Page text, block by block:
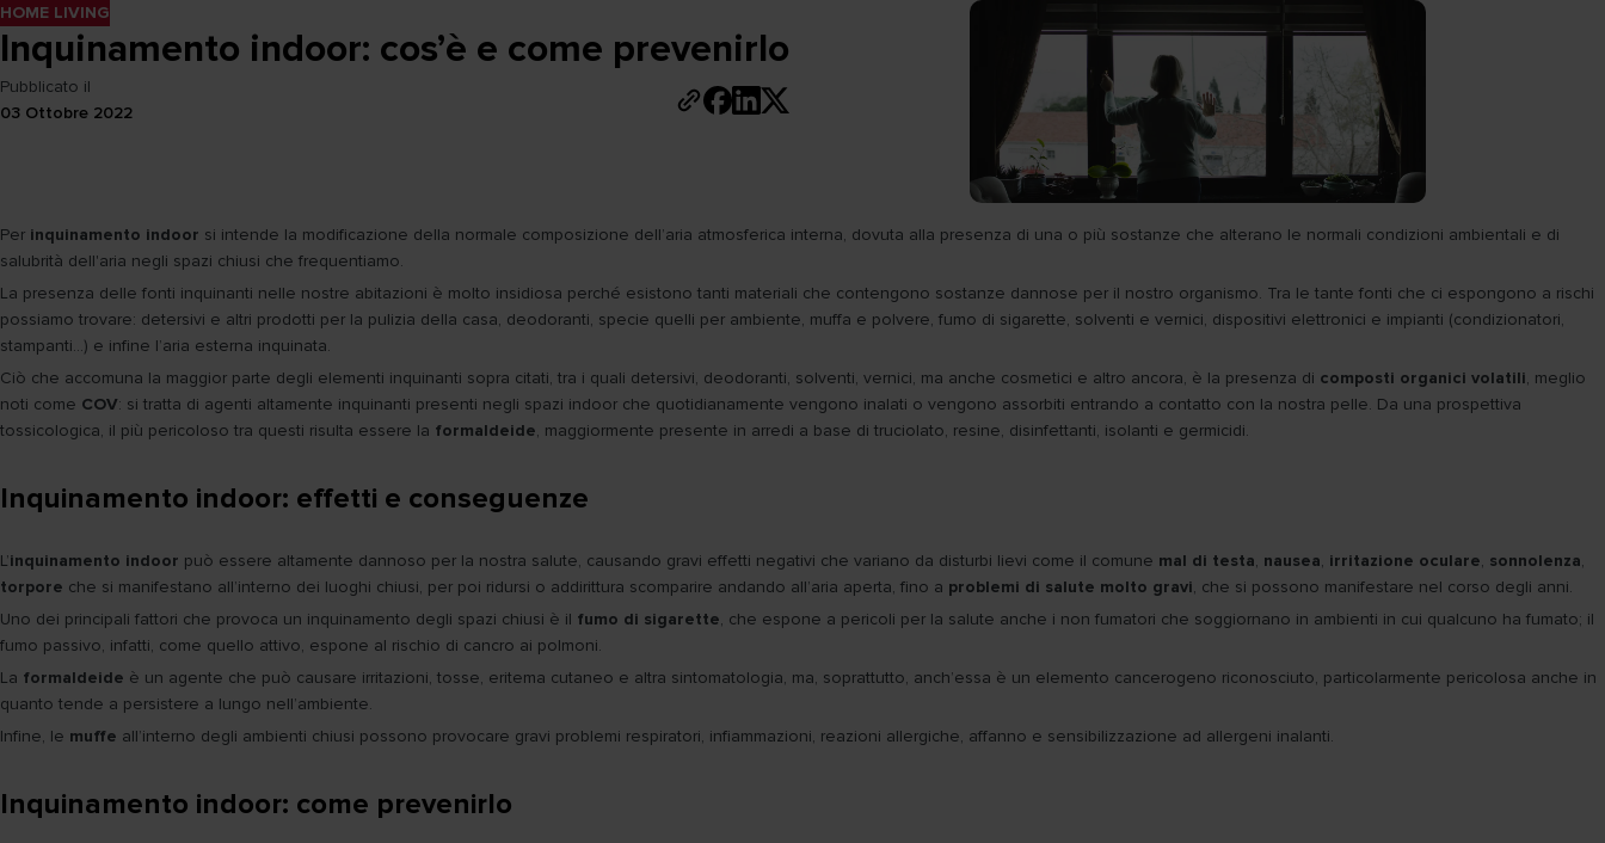
HOME LIVING
Inquinamento indoor: cos’è e come prevenirlo
Pubblicato il
03 Ottobre 2022
Per inquinamento indoor si intende la modificazione della normale composizione dell’aria atmosferica interna, dovuta alla presenza di una o più sostanze che alterano le normali condizioni ambientali e di
salubrità dell'aria negli spazi chiusi che frequentiamo.
La presenza delle fonti inquinanti nelle nostre abitazioni è molto insidiosa perché esistono tanti materiali che contengono sostanze dannose per il nostro organismo. Tra le tante fonti che ci espongono a rischi
possiamo trovare: detersivi e altri prodotti per la pulizia della casa, deodoranti, specie quelli per ambiente, muffa e polvere, fumo di sigarette, solventi e vernici, dispositivi elettronici e impianti (condizionatori,
stampanti…) e infine l’aria esterna inquinata.
Ciò che accomuna la maggior parte degli elementi inquinanti sopra citati, tra i quali detersivi, deodoranti, solventi, vernici, ma anche cosmetici e altro ancora, è la presenza di composti organici volatili, meglio
noti come COV: si tratta di agenti altamente inquinanti presenti negli spazi indoor che quotidianamente vengono inalati o vengono assorbiti entrando a contatto con la nostra pelle. Da una prospettiva
tossicologica, il più pericoloso tra questi risulta essere la formaldeide, maggiormente presente in arredi a base di truciolato, resine, disinfettanti, isolanti e germicidi.
Inquinamento indoor: effetti e conseguenze
L’inquinamento indoor può essere altamente dannoso per la nostra salute, causando gravi effetti negativi che variano da disturbi lievi come il comune mal di testa, nausea, irritazione oculare, sonnolenza,
torpore che si manifestano all’interno dei luoghi chiusi, per poi ridursi o addirittura scomparire andando all’aria aperta, fino a problemi di salute molto gravi, che si possono manifestare nel corso degli anni.
Uno dei principali fattori che provoca un inquinamento degli spazi chiusi è il fumo di sigarette, che espone a pericoli per la salute anche i non fumatori che soggiornano in ambienti in cui qualcuno ha fumato; il
fumo passivo, infatti, come quello attivo, espone al rischio di cancro ai polmoni.
La formaldeide è un agente che può causare irritazioni, tosse, eritema cutaneo e altra sintomatologia, ma, soprattutto, anch’essa è un elemento cancerogeno riconosciuto, particolarmente pericolosa anche in
quanto tende a persistere a lungo nell’ambiente.
Infine, le muffe all’interno degli ambienti chiusi possono provocare gravi problemi respiratori, infiammazioni, reazioni allergiche, affanno e sensibilizzazione ad allergeni inalanti.
Inquinamento indoor: come prevenirlo